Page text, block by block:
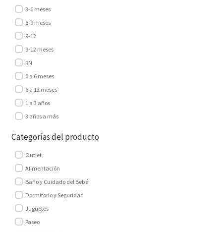
3-6 meses
6-9 meses
9-12
9-12 meses
RN
0 a 6 meses
6 a 12 meses
1 a 3 años
3 años a más
Categorías del producto
Outlet
Alimentación
Baño y Cuidado del Bebé
Dormitorio y Seguridad
Juguetes
Paseo